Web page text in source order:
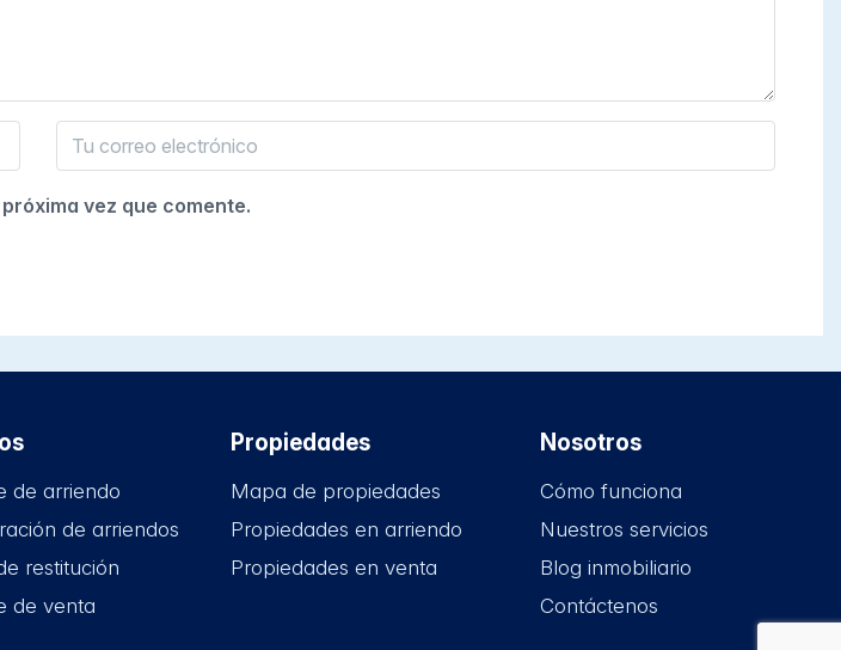
vez que comente.
de arriendo
de arriendos
restitución
de venta
Propiedades
Mapa de propiedades
Propiedades en arriendo
Propiedades en venta
Nosotros
Cómo funciona
Nuestros servicios
Blog inmobiliario
Contáctenos